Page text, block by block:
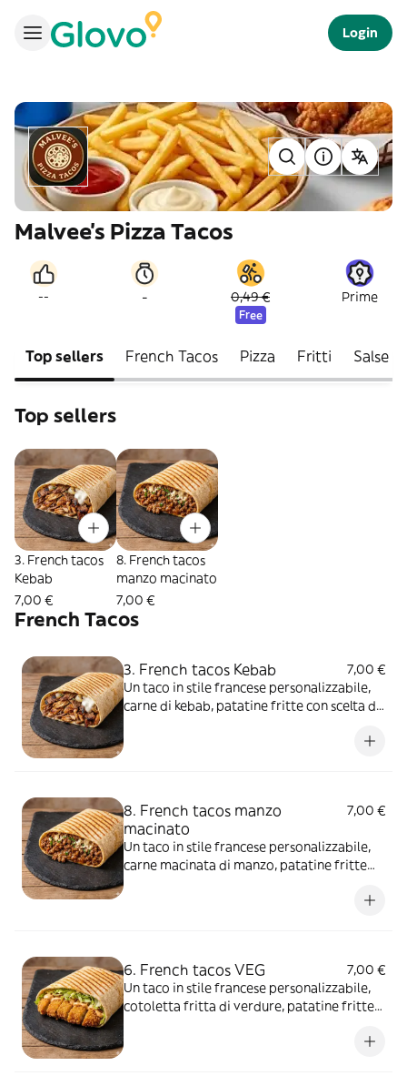
Login
Malvee’s Pizza Tacos
-- - 0,49 €
Free
Prime
Top sellers French Tacos Pizza Fritti Salse
Top sellers
3. French tacos
Kebab
7,00 €
8. French tacos
manzo macinato
7,00 €
French Tacos
3. French tacos Kebab
7,00 €
Un taco in stile francese personalizzabile,
carne di kebab, patatine fritte con scelta di
8. French tacos manzo
macinato
7,00 €
Un taco in stile francese personalizzabile,
carne macinata di manzo, patatine fritte
6. French tacos VEG
7,00 €
Un taco in stile francese personalizzabile,
cotoletta fritta di verdure, patatine fritte